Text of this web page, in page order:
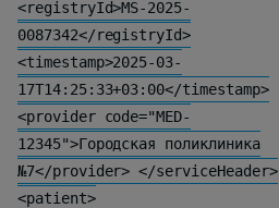
<registryId>MS-2025-
0087342</registryId>
<timestamp>2025-03-
17T14:25:33+03:00</timestamp>
<provider code="MED-
12345">Городская поликлиника
№7</provider> </serviceHeader>
<patient>